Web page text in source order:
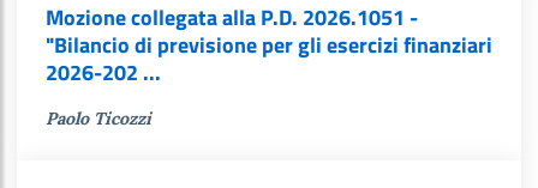
Mozione collegata alla P.D. 2026.1051 -
"Bilancio di previsione per gli esercizi finanziari
2026-202 ...
Paolo Ticozzi